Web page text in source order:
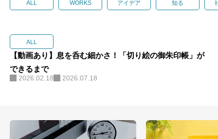
ALL WORKS アイデア 知る
ALL
【動画あり】息を呑む細かさ！「切り絵の御朱印帳」が
できるまで
2026.02.18 2026.07.18